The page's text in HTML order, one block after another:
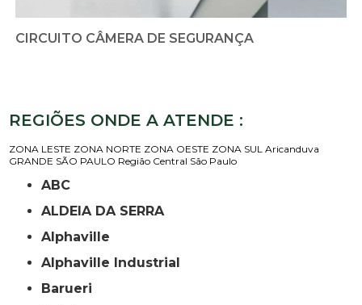
CIRCUITO CÂMERA DE SEGURANÇA
REGIÕES ONDE A ATENDE :
ZONA LESTE ZONA NORTE ZONA OESTE ZONA SUL Aricanduva
GRANDE SÃO PAULO Região Central São Paulo
ABC
ALDEIA DA SERRA
Alphaville
Alphaville Industrial
Barueri